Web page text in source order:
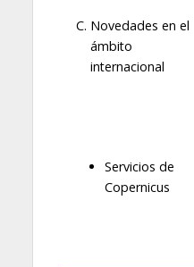
Novedades en el
ámbito
internacional
Servicios de
Copernicus